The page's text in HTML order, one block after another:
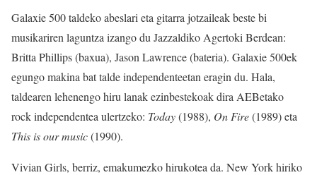
Galaxie 500 taldeko abeslari eta gitarra jotzaileak beste bi
musikariren laguntza izango du Jazzaldiko Agertoki Berdean:
Britta Phillips (baxua), Jason Lawrence (bateria). Galaxie 500ek
egungo makina bat talde independenteetan eragin du. Hala,
taldearen lehenengo hiru lanak ezinbestekoak dira AEBetako
rock independentea ulertzeko: Today(1988), On Fire(1989) eta
This is our music(1990).
Vivian Girls, berriz, emakumezko hirukotea da. New York hiriko